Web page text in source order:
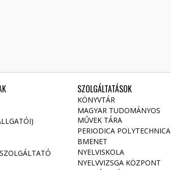
SZOLGÁLTATÁSOK
KÖNYVTÁR
MAGYAR TUDOMÁNYOS
MŰVEK TÁRA
PERIODICA POLYTECHNICA
BMENET
NYELVISKOLA
NYELVVIZSGA KÖZPONT